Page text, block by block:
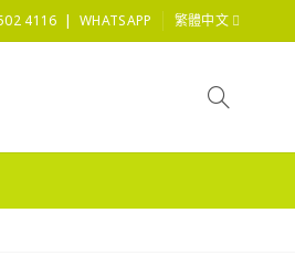
4116 |WHATSAPP 繁體中文